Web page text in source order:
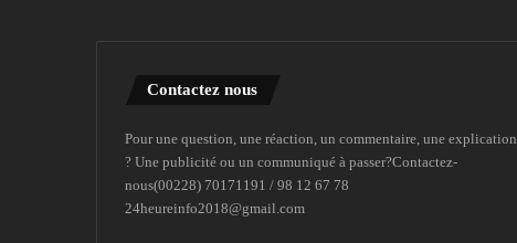
Contactez nous
Pour une question, une réaction, un commentaire, une explication
? Une publicité ou un communiqué à passer?Contactez-
nous(00228) 70171191 / 98 12 67 78
24heureinfo2018@gmail.com